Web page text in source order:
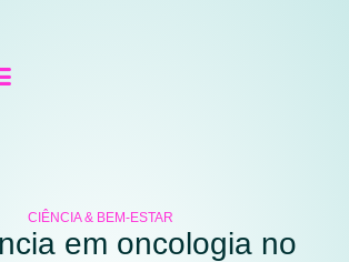
CIÊNCIA & BEM-ESTAR
em oncologia no